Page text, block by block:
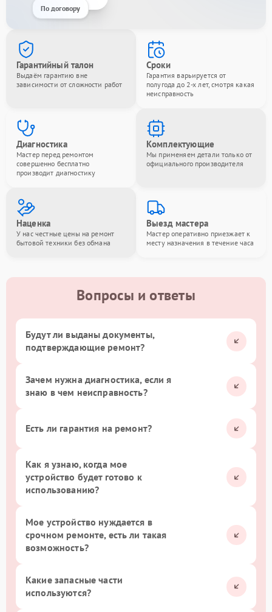
По договору
Гарантийный талон
Выдаём гарантию вне
зависимости от сложности работ
Сроки
Гарантия варьируется от
полугода до 2-х лет, смотря какая
неисправность
Диагностика
Мастер перед ремонтом
совершенно бесплатно
производит диагностику
Комплектующие
Мы применяем детали только от
официального производителя
Наценка
У нас честные цены на ремонт
бытовой техники без обмана
Выезд мастера
Мастер оперативно приезжает к
месту назначения в течение часа
Вопросы и ответы
Будут ли выданы документы,
подтверждающие ремонт?
Зачем нужна диагностика, если я
знаю в чем неисправность?
Есть ли гарантия на ремонт?
Как я узнаю, когда мое
устройство будет готово к
использованию?
Мое устройство нуждается в
срочном ремонте, есть ли такая
возможность?
Какие запасные части
используются?